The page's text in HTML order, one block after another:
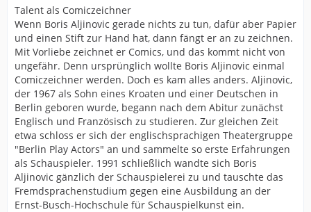
Talent als Comiczeichner
Wenn Boris Aljinovic gerade nichts zu tun, dafür aber Papier
und einen Stift zur Hand hat, dann fängt er an zu zeichnen.
Mit Vorliebe zeichnet er Comics, und das kommt nicht von
ungefähr. Denn ursprünglich wollte Boris Aljinovic einmal
Comiczeichner werden. Doch es kam alles anders. Aljinovic,
der 1967 als Sohn eines Kroaten und einer Deutschen in
Berlin geboren wurde, begann nach dem Abitur zunächst
Englisch und Französisch zu studieren. Zur gleichen Zeit
etwa schloss er sich der englischsprachigen Theatergruppe
"Berlin Play Actors" an und sammelte so erste Erfahrungen
als Schauspieler. 1991 schließlich wandte sich Boris
Aljinovic gänzlich der Schauspielerei zu und tauschte das
Fremdsprachenstudium gegen eine Ausbildung an der
Ernst-Busch-Hochschule für Schauspielkunst ein.